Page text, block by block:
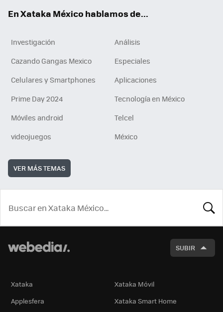
En Xataka México hablamos de...
Investigación
Análisis
Cazando Gangas Mexico
Especiales
Celulares y Smartphones
Aplicaciones
Prime Day 2024
Tecnología en México
Móviles android
Telcel
videojuegos
México
VER MÁS TEMAS
SUBIR
Xataka
Xataka Móvil
Applesfera
Xataka Smart Home